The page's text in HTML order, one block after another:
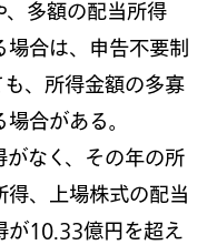
、多額の配当所得
場合は、申告不要制
、所得金額の多寡
合がある。
なく、その年の所
得、上場株式の配当
が10.33億円を超え